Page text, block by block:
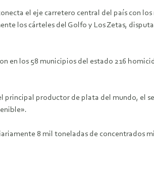
el eje carretero central del país con
los cárteles del Golfo y Los Zetas,
en los 58 municipios del estado 216
principal productor de plata del mundo, el
8 mil toneladas de concentrados